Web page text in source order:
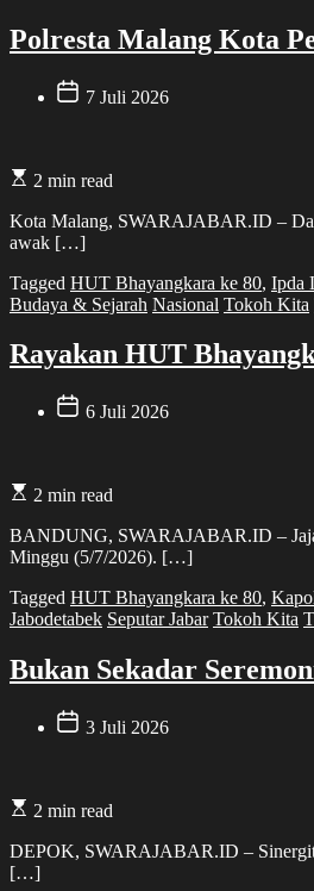
Polresta Malang Kota
7 Juli 2026
2 min read
Kota Malang, SWARAJABAR.ID –
awak […]
Tagged HUT Bhayangkara ke 80, Ipda
Budaya & Sejarah Nasional Tokoh Kita
Rayakan HUT
6 Juli 2026
2 min read
BANDUNG, SWARAJABAR.ID –
Minggu (5/7/2026). […]
Tagged HUT Bhayangkara ke 80,
Jabodetabek Seputar Jabar Tokoh Kita
Bukan Sekadar
3 Juli 2026
2 min read
DEPOK, SWARAJABAR.ID –
[…]